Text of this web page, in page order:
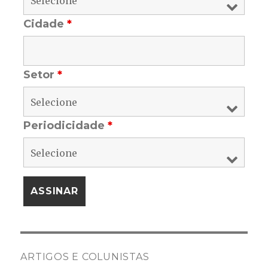
Cidade*
Setor*
Periodicidade*
ARTIGOS E COLUNISTAS